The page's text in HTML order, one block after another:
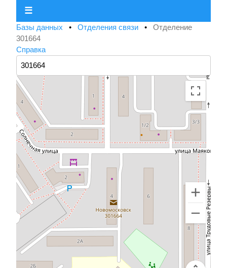
☰
Базы данных • Отделения связи • Отделение
301664
Справка